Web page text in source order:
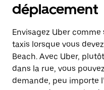
déplacement
Envisagez Uber
taxis lorsque vous
Beach. Avec Uber,
dans la rue, vous
demande, peu importe